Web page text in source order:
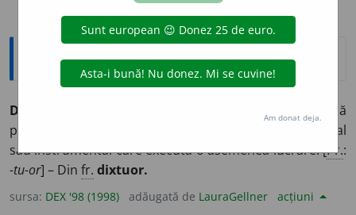
Explicative DEX
DIXTU
Lucrare muzicală compusă
pentru zece voci sau zece instrumente; ansamblu vocal
sau instrumental care execută o asemenea lucrare. [Pr.:
-tu-or] – Din fr. dixtuor.
sursa: DEX '98 (1998) adăugată de LauraGellner acțiuni
Am donat deja.